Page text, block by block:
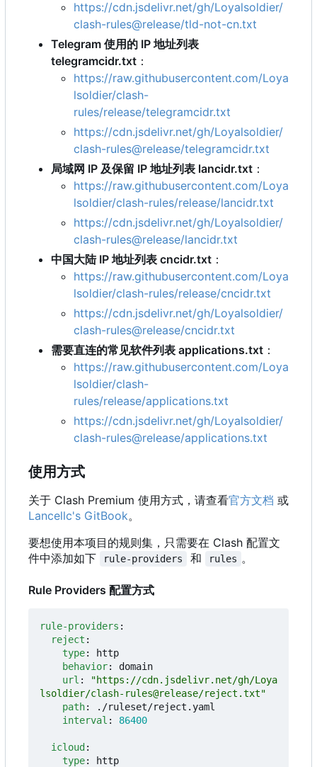
https://cdn.jsdelivr.net/gh/Loyalsoldier/
clash-rules@release/tld-not-cn.txt
Telegram 使用的 IP 地址列表
telegramcidr.txt ：
https://raw.githubusercontent.com/Loya
lsoldier/clash-
rules/release/telegramcidr.txt
https://cdn.jsdelivr.net/gh/Loyalsoldier/
clash-rules@release/telegramcidr.txt
局域网 IP 及保留 IP 地址列表 lancidr.txt ：
https://raw.githubusercontent.com/Loya
lsoldier/clash-rules/release/lancidr.txt
https://cdn.jsdelivr.net/gh/Loyalsoldier/
clash-rules@release/lancidr.txt
中国大陆 IP 地址列表 cncidr.txt ：
https://raw.githubusercontent.com/Loya
lsoldier/clash-rules/release/cncidr.txt
https://cdn.jsdelivr.net/gh/Loyalsoldier/
clash-rules@release/cncidr.txt
需要直连的常见软件列表 applications.txt ：
https://raw.githubusercontent.com/Loya
lsoldier/clash-
rules/release/applications.txt
https://cdn.jsdelivr.net/gh/Loyalsoldier/
clash-rules@release/applications.txt
使用方式
关于 Clash Premium 使用方式，请查看官方文档 或
Lancellc's GitBook。
要想使用本项目的规则集，只需要在 Clash 配置文
件中添加如下
rule-providers 和 rules 。
Rule Providers 配置方式
rule-providers :
reject :
type:
http
behavior:
domain
url :
"https://cdn.jsdelivr.net/gh/Loya
lsoldier/clash-rules@release/reject.txt"
path:
./ruleset/reject.yaml
interval : 86400
icloud :
type:
http